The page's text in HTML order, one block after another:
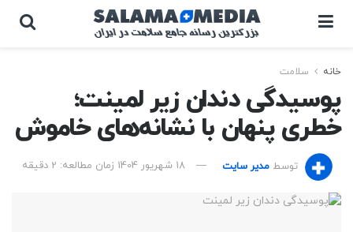
خانه سلامت
پوسیدگی دندان زیر لمینت؛
خطری پنهان با نشانه‌های خاموش
توسط مدیر سایت 18 شهریور 1404 زمان مطالعه: 2 دقیقه